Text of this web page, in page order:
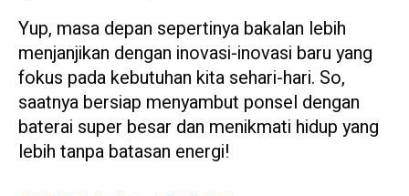
Yup, masa depan sepertinya bakalan lebih
menjanjikan dengan inovasi-inovasi baru yang
fokus pada kebutuhan kita sehari-hari. So,
saatnya bersiap menyambut ponsel dengan
baterai super besar dan menikmati hidup yang
lebih tanpa batasan energi!